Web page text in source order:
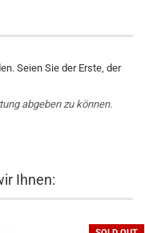
Seien Sie der Erste, der
abgeben zu können.
Ihnen: